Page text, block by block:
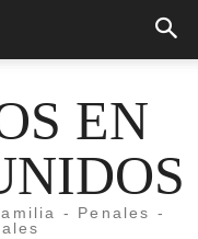
EN
- Penales -